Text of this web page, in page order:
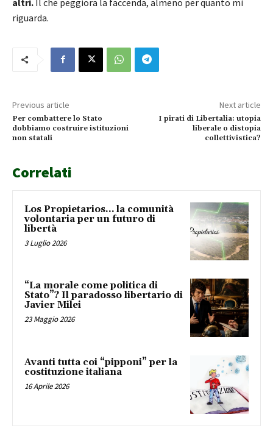
riguarda.
Previous article
Per combattere lo Stato
dobbiamo costruire istituzioni
non statali
Next article
I pirati di Libertalia: utopia
liberale o distopia
collettivistica?
Correlati
Los Propietarios… la comunità
volontaria per un futuro di
libertà
3 Luglio 2026
“La morale come politica di
Stato”? Il paradosso libertario di
Javier Milei
23 Maggio 2026
Avanti tutta coi “pipponi” per la
costituzione italiana
16 Aprile 2026